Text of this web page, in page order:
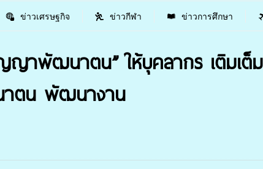
ข่าวเศรษฐกิจ ข่าวกีฬา ข่าวการศึกษา
าพัฒนาตน” ให้บุคลากร เติมเต็ม
าตน พัฒนางาน